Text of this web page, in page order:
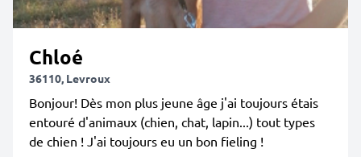
Chloé
36110, Levroux
Bonjour! Dès mon plus jeune âge j'ai toujours étais
entouré d'animaux (chien, chat, lapin...) tout types
de chien ! J'ai toujours eu un bon fieling !